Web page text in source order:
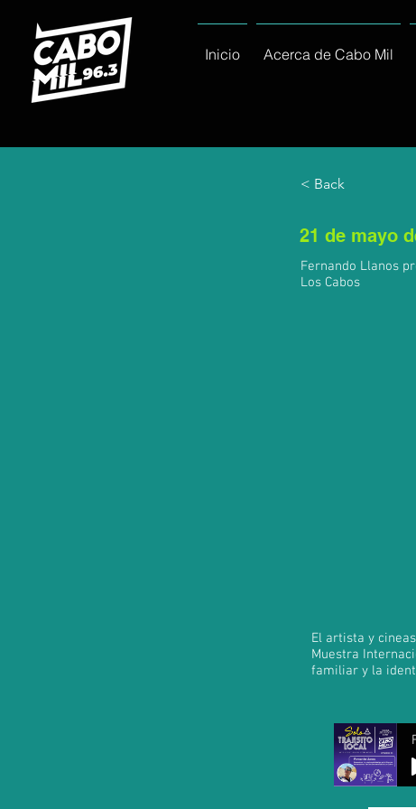
Inicio Acerca de Cabo Mil
< Back
21 de mayo
Fernando Llanos
Los Cabos
El artista y
Muestra
familiar y la